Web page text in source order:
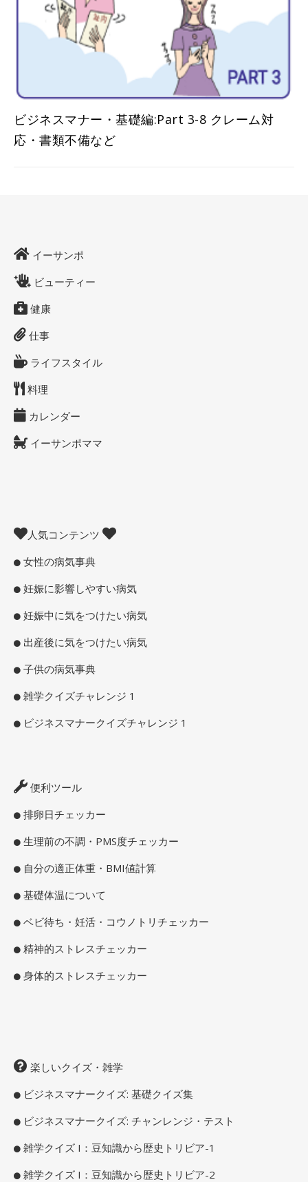
ビジネスマナー・基礎編:Part 3-8 クレーム対
応・書類不備など
イーサンポ
ビューティー
健康
仕事
ライフスタイル
料理
カレンダー
イーサンポママ
人気コンテンツ
女性の病気事典
妊娠に影響しやすい病気
妊娠中に気をつけたい病気
出産後に気をつけたい病気
子供の病気事典
雑学クイズチャレンジ 1
ビジネスマナークイズチャレンジ 1
便利ツール
排卵日チェッカー
生理前の不調・PMS度チェッカー
自分の適正体重・BMI値計算
基礎体温について
ベビ待ち・妊活・コウノトリチェッカー
精神的ストレスチェッカー
身体的ストレスチェッカー
楽しいクイズ・雑学
ビジネスマナークイズ: 基礎クイズ集
ビジネスマナークイズ: チャンレンジ・テスト
雑学クイズ I：豆知識から歴史トリビア-1
雑学クイズ I：豆知識から歴史トリビア-2